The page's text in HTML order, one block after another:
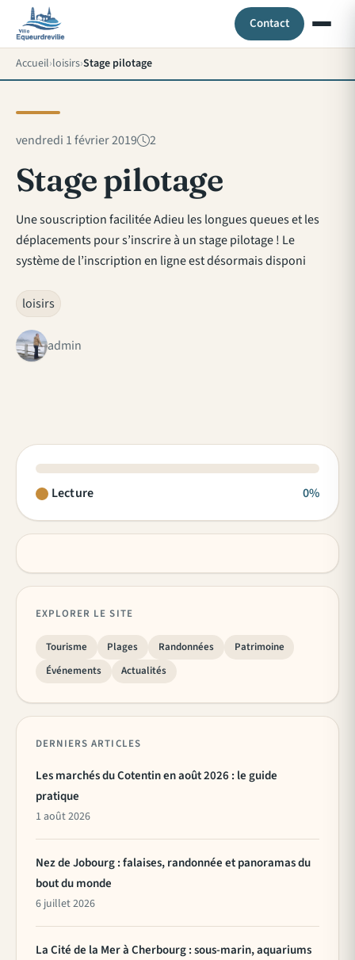
Contact
Accueil loisirs Stage pilotage
vendredi 1 février 2019 2
Stage pilotage
Une souscription facilitée Adieu les longues queues et les
déplacements pour s’inscrire à un stage pilotage ! Le
système de l’inscription en ligne est désormais disponi
loisirs
admin
Lecture 0%
EXPLORER LE SITE
Tourisme Plages Randonnées
Patrimoine
Événements
Actualités
DERNIERS ARTICLES
Les marchés du Cotentin en août 2026 : le guide
pratique
1 août 2026
Nez de Jobourg : falaises, randonnée et panoramas du
bout du monde
6 juillet 2026
La Cité de la Mer à Cherbourg : sous-marin, aquariums